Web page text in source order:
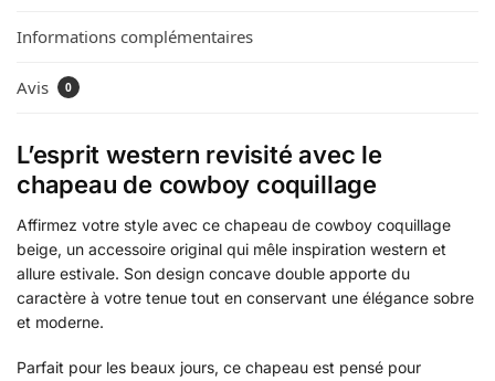
Informations complémentaires
Avis 0
L’esprit western revisité avec le
chapeau de cowboy coquillage
Affirmez votre style avec ce chapeau de cowboy coquillage
beige, un accessoire original qui mêle inspiration western et
allure estivale. Son design concave double apporte du
caractère à votre tenue tout en conservant une élégance sobre
et moderne.
Parfait pour les beaux jours, ce chapeau est pensé pour